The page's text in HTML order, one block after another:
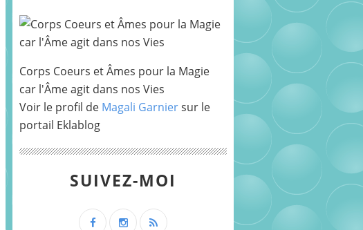
Corps Coeurs et Âmes pour la Magie
car l'Âme agit dans nos Vies
Voir le profil de Magali Garniersur le
portail Eklablog
SUIVEZ-MOI